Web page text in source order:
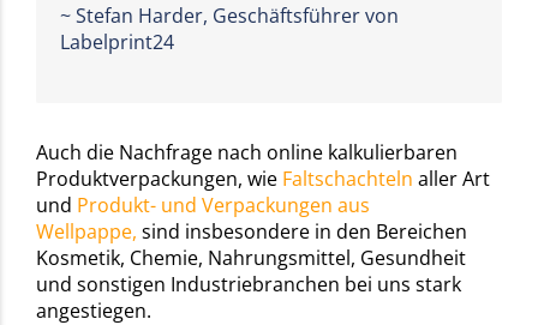
~ Stefan Harder, Geschäftsführer von
Labelprint24
Auch die Nachfrage nach online kalkulierbaren
Produktverpackungen, wie Faltschachteln aller Art
und Produkt- und Verpackungen aus
Wellpappe, sind insbesondere in den Bereichen
Kosmetik, Chemie, Nahrungsmittel, Gesundheit
und sonstigen Industriebranchen bei uns stark
angestiegen.